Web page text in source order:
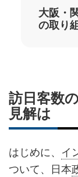
大阪・
の取り
訪日客数
見解は
はじめに、 イ
ついて、日本